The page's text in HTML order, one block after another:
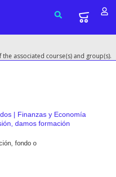
associated course(s) and group(s).
| Finanzas y Economía
damos formación
fondo o